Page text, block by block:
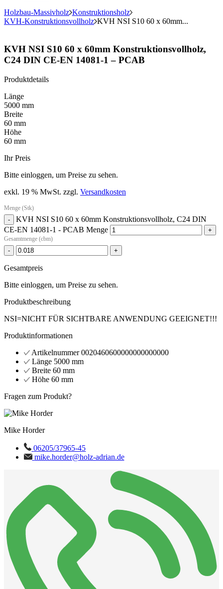
Holzbau-Massivholz Konstruktionsholz
KVH-Konstruktionsvollholz KVH NSI S10 60 x 60mm...
KVH NSI S10 60 x 60mm Konstruktionsvollholz,
C24 DIN CE-EN 14081-1 – PCAB
Produktdetails
Länge
5000 mm
Breite
60 mm
Höhe
60 mm
Ihr Preis
Bitte einloggen, um Preise zu sehen.
exkl. 19 % MwSt. zzgl. Versandkosten
Menge (Stk)
-
KVH NSI S10 60 x 60mm Konstruktionsvollholz, C24 DIN
CE-EN 14081-1 - PCAB Menge
+
Gesamtmenge (cbm)
- +
Gesamtpreis
Bitte einloggen, um Preise zu sehen.
Produktbeschreibung
NSI=NICHT FÜR SICHTBARE ANWENDUNG GEEIGNET!!!
Produktinformationen
Artikelnummer 0020460600000000000000
Länge 5000 mm
Breite 60 mm
Höhe 60 mm
Fragen zum Produkt?
Mike Horder
06205/37965-45
mike.horder@holz-adrian.de